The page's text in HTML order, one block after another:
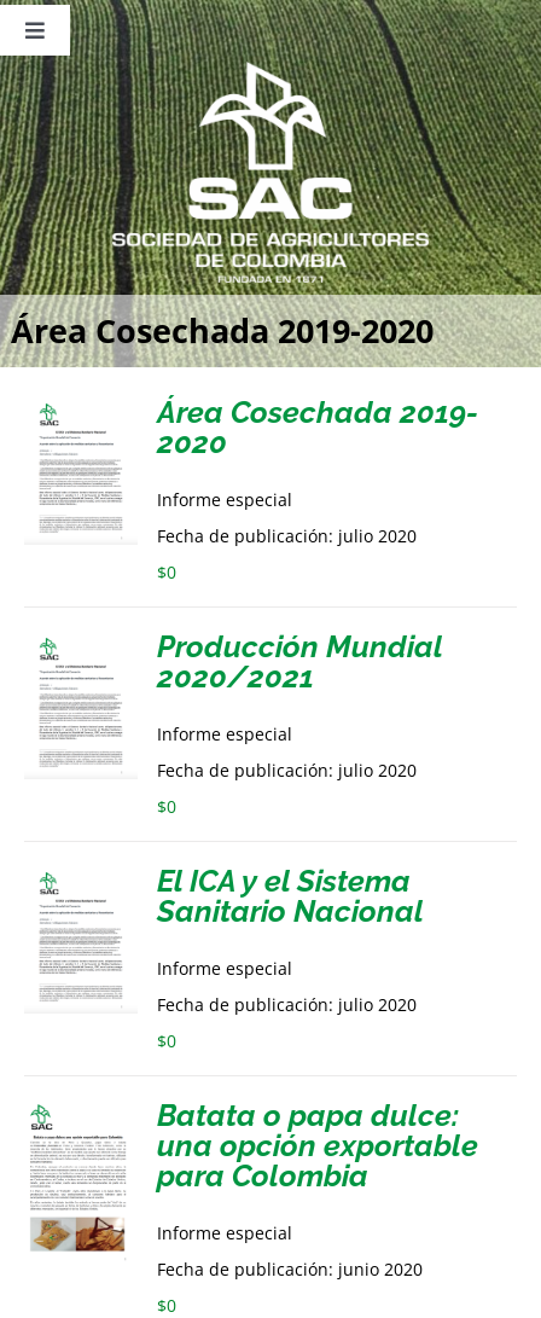
Saltar
contenido
Toggle
Navigation
Nosotros
Publicaciones
Sala de Prensa
Eventos
Área Cosechada 2019-2020
Área Cosechada 2019-
2020
Informe especial
Fecha de publicación: julio 2020
$0
Producción Mundial
2020/2021
Informe especial
Fecha de publicación: julio 2020
$0
El ICA y el Sistema
Sanitario Nacional
Informe especial
Fecha de publicación: julio 2020
$0
Batata o papa dulce:
una opción exportable
para Colombia
Informe especial
Fecha de publicación: junio 2020
$0